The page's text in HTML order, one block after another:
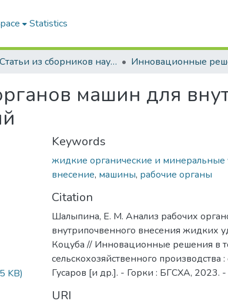
Statistics
Статьи из сборников научных трудов
машин для
KB)
Keywords
жидкие органические и минеральные
внесение, машины, рабочие органы
Citation
Шалыпина, Е. М. Анализ рабочих
внутрипочвенного внесения жидких
Коцуба // Инновационные решения в
сельскохозяйственного производства
Гусаров [и др.]. - Горки : БГСХА, 2023.
URI